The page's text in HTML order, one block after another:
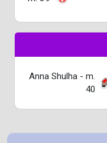
Anna Shulha - m.
40